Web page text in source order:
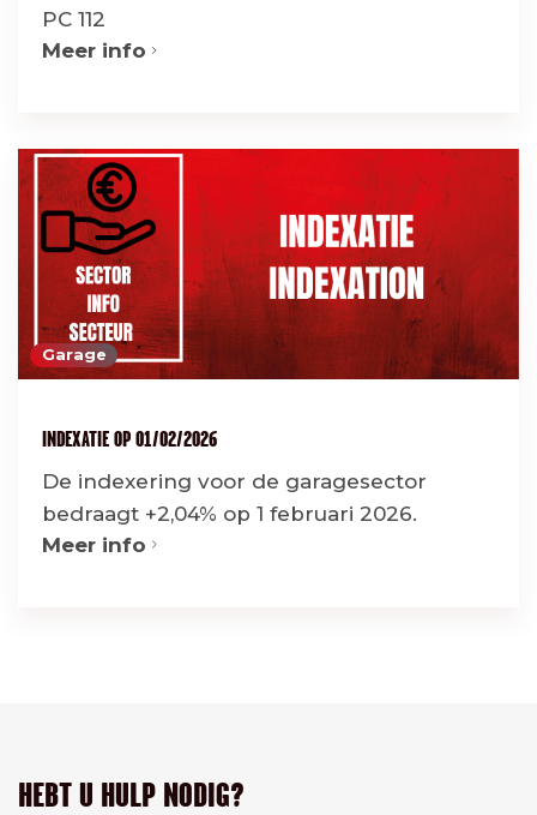
PC 112
Meer info
Garage
INDEXATIE OP 01/02/2026
De indexering voor de garagesector
bedraagt +2,04% op 1 februari 2026.
Meer info
HEBT U HULP NODIG?